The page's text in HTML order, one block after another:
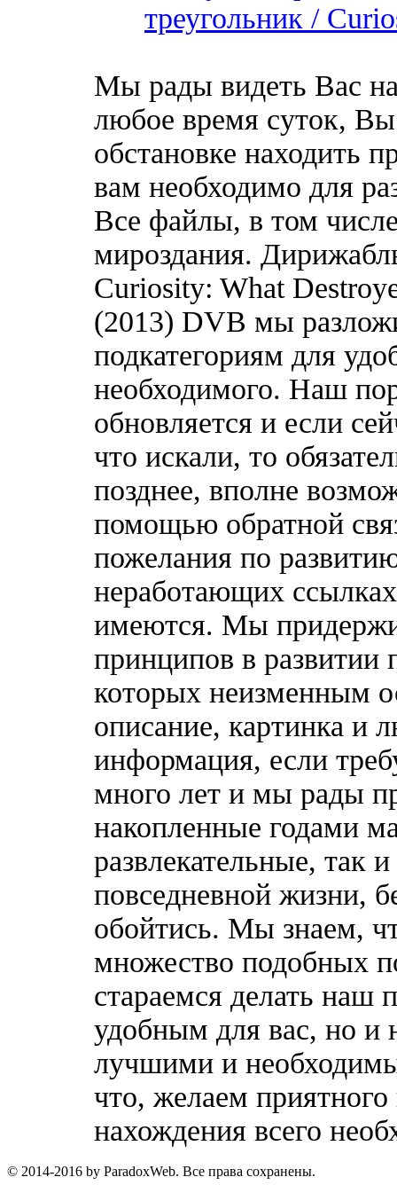
треугольник /
Мы рады видеть Вас
любое время суток,
обстановке находить
вам необходимо для
Все файлы, в том
мироздания.
Curiosity: What
(2013) DVB мы
подкатегориям для
необходимого. Наш
обновляется и если
что искали, то
позднее, вполне
помощью обратной
пожелания по
неработающих
имеются. Мы
принципов в развитии
которых неизменным
описание, картинка и
информация, если
много лет и мы рады
накопленные годами
развлекательные, так
повседневной жизни,
обойтись. Мы знаем,
множество подобных
стараемся делать наш
удобным для вас, но и
лучшими и
что, желаем
нахождения всего
© 2014-2016 by ParadoxWeb. Все права сохранены.